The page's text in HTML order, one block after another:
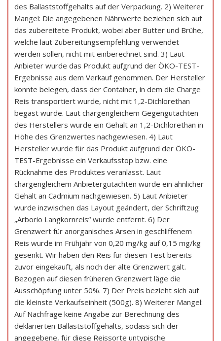
des Ballaststoffgehalts auf der Verpackung. 2) Weiterer
Mangel: Die angegebenen Nährwerte beziehen sich auf
das zubereitete Produkt, wobei aber Butter und Brühe,
welche laut Zubereitungsempfehlung verwendet
werden sollen, nicht mit einberechnet sind. 3) Laut
Anbieter wurde das Produkt aufgrund der ÖKO-TEST-
Ergebnisse aus dem Verkauf genommen. Der Hersteller
konnte belegen, dass der Container, in dem die Charge
Reis transportiert wurde, nicht mit 1,2-Dichlorethan
begast wurde. Laut chargengleichem Gegengutachten
des Herstellers wurde ein Gehalt an 1,2-Dichlorethan in
Höhe des Grenzwertes nachgewiesen. 4) Laut
Hersteller wurde für das Produkt aufgrund der ÖKO-
TEST-Ergebnisse ein Verkaufsstop bzw. eine
Rücknahme des Produktes veranlasst. Laut
chargengleichem Anbietergutachten wurde ein ähnlicher
Gehalt an Cadmium nachgewiesen. 5) Laut Anbieter
wurde inzwischen das Layout geändert, der Schriftzug
„Arborio Langkornreis“ wurde entfernt. 6) Der
Grenzwert für anorganisches Arsen in geschliffenem
Reis wurde im Frühjahr von 0,20 mg/kg auf 0,15 mg/kg
gesenkt. Wir haben den Reis für diesen Test bereits
zuvor eingekauft, als noch der alte Grenzwert galt.
Bezogen auf diesen früheren Grenzwert läge die
Ausschöpfung unter 50%. 7) Der Preis bezieht sich auf
die kleinste Verkaufseinheit (500g). 8) Weiterer Mangel:
Auf Nachfrage keine Angabe zur Berechnung des
deklarierten Ballaststoffgehalts, sodass sich der
angegebene, für diese Reissorte untypische